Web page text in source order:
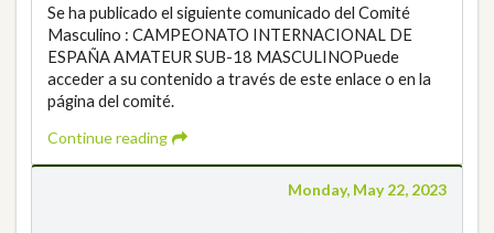
Se ha publicado el siguiente comunicado del Comité
Masculino : CAMPEONATO INTERNACIONAL DE
ESPAÑA AMATEUR SUB-18 MASCULINOPuede
acceder a su contenido a través de este enlace o en la
página del comité.
Continue reading
Monday, May 22, 2023